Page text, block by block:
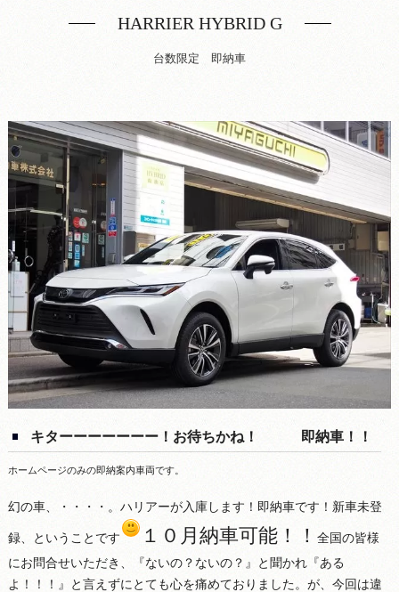
HARRIER HYBRID G
台数限定 即納車
キターーーーーーー！お待ちかね！ 即納車！！
ホームページのみの即納案内車両です。
幻の車、・・・・。ハリアーが入庫します！即納車です！新車未登
録、ということです １０月納車可能！！ 全国の皆様
にお問合せいただき、『ないの？ないの？』と聞かれ『ある
よ！！！』と言えずにとても心を痛めておりました。が、今回は違